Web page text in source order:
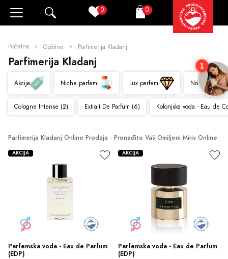
0 Korpa
0
Početna Opštine Parfimerija Kladanj
Parfimerija Kladanj
Akcija Niche parfemi Lux parfemi Novo
Cologne Intense (2) Extrait De Parfum (6) Kolonjska voda - Eau de
Parfimerija Kladanj Online Prodaja - Pronađite Vaš Omiljeni Miris Online
Parfemska voda - Eau de Parfum
(EDP)
AKCIJA
Parfemska voda - Eau de Parfum
(EDP)
AKCIJA
1